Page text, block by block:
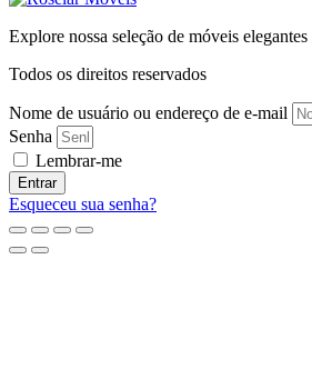
Explore nossa seleção de móveis
Todos os direitos reservados
Nome de usuário ou endereço de e-mail
Senha
Lembrar-me
Entrar
Esqueceu sua senha?